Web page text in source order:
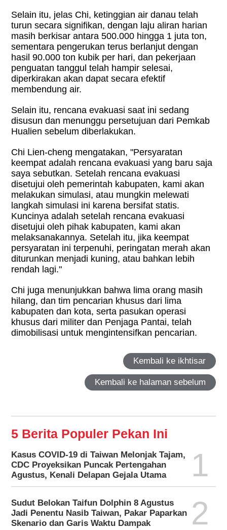
Selain itu, jelas Chi, ketinggian air danau telah
turun secara signifikan, dengan laju aliran harian
masih berkisar antara 500.000 hingga 1 juta ton,
sementara pengerukan terus berlanjut dengan
hasil 90.000 ton kubik per hari, dan pekerjaan
penguatan tanggul telah hampir selesai,
diperkirakan akan dapat secara efektif
membendung air.
Selain itu, rencana evakuasi saat ini sedang
disusun dan menunggu persetujuan dari Pemkab
Hualien sebelum diberlakukan.
Chi Lien-cheng mengatakan, "Persyaratan
keempat adalah rencana evakuasi yang baru saja
saya sebutkan. Setelah rencana evakuasi
disetujui oleh pemerintah kabupaten, kami akan
melakukan simulasi, atau mungkin melewati
langkah simulasi ini karena bersifat statis.
Kuncinya adalah setelah rencana evakuasi
disetujui oleh pihak kabupaten, kami akan
melaksanakannya. Setelah itu, jika keempat
persyaratan ini terpenuhi, peringatan merah akan
diturunkan menjadi kuning, atau bahkan lebih
rendah lagi."
Chi juga menunjukkan bahwa lima orang masih
hilang, dan tim pencarian khusus dari lima
kabupaten dan kota, serta pasukan operasi
khusus dari militer dan Penjaga Pantai, telah
dimobilisasi untuk mengintensifkan pencarian.
Kembali ke ikhtisar
Kembali ke halaman sebelum
5 Berita Populer Pekan Ini
Kasus COVID-19 di Taiwan Melonjak Tajam,
CDC Proyeksikan Puncak Pertengahan
Agustus, Kenali Delapan Gejala Utama
1
Sudut Belokan Taifun Dolphin 8 Agustus
Jadi Penentu Nasib Taiwan, Pakar Paparkan
Skenario dan Garis Waktu Dampak
2